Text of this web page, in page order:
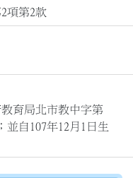
項第2款
育局北市教中字第
並自107年12月1日生